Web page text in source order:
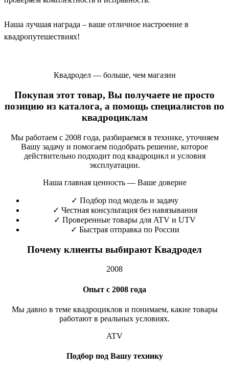
Наша лучшая награда – ваше отличное настроение в
квадропутешествиях!
Квадродел — больше, чем магазин
Покупая этот товар, Вы получаете не просто
позицию из каталога, а помощь специалистов по
квадроциклам
Мы работаем с 2008 года, разбираемся в технике, уточняем
Вашу задачу и помогаем подобрать решение, которое
действительно подходит под квадроцикл и условия
эксплуатации.
Наша главная ценность — Ваше доверие
✓ Подбор под модель и задачу
✓ Честная консультация без навязывания
✓ Проверенные товары для ATV и UTV
✓ Быстрая отправка по России
Почему клиенты выбирают Квадродел
2008
Опыт с 2008 года
Мы давно в теме квадроциклов и понимаем, какие товары
работают в реальных условиях.
ATV
Подбор под Вашу технику